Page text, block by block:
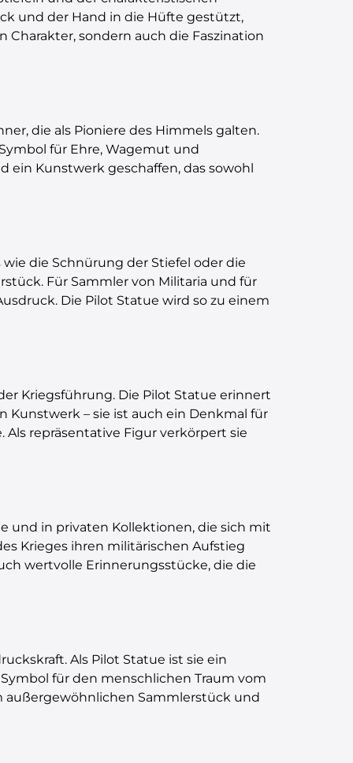
und der Hand in die Hüfte gestützt,
sondern auch die Faszination
die als Pioniere des Himmels galten.
für Ehre, Wagemut und
ein Kunstwerk geschaffen, das sowohl
die Schnürung der Stiefel oder die
Für Sammler von Militaria und für
Die Pilot Statue wird so zu einem
Kriegsführung. Die Pilot Statue erinnert
Kunstwerk – sie ist auch ein Denkmal für
repräsentative Figur verkörpert sie
und in privaten Kollektionen, die sich mit
Krieges ihren militärischen Aufstieg
wertvolle Erinnerungsstücke, die die
Als Pilot Statue ist sie ein
für den menschlichen Traum vom
außergewöhnlichen Sammlerstück und